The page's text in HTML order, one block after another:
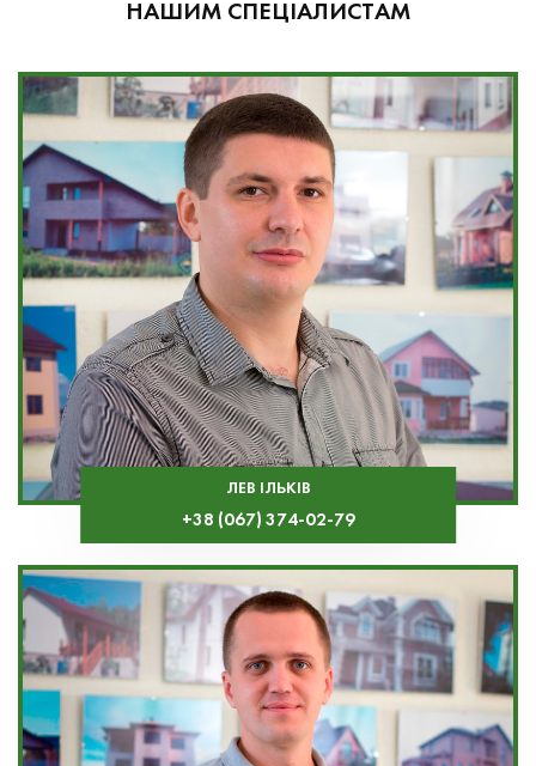
НАШИМ СПЕЦІАЛИСТАМ
ЛЕВ ІЛЬКІВ
+38 (067) 374-02-79